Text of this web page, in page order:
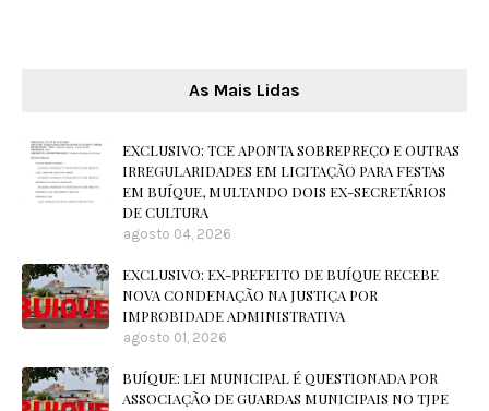
As Mais Lidas
EXCLUSIVO: TCE APONTA SOBREPREÇO E OUTRAS
IRREGULARIDADES EM LICITAÇÃO PARA FESTAS
EM BUÍQUE, MULTANDO DOIS EX-SECRETÁRIOS
DE CULTURA
agosto 04, 2026
EXCLUSIVO: EX-PREFEITO DE BUÍQUE RECEBE
NOVA CONDENAÇÃO NA JUSTIÇA POR
IMPROBIDADE ADMINISTRATIVA
agosto 01, 2026
BUÍQUE: LEI MUNICIPAL É QUESTIONADA POR
ASSOCIAÇÃO DE GUARDAS MUNICIPAIS NO TJPE